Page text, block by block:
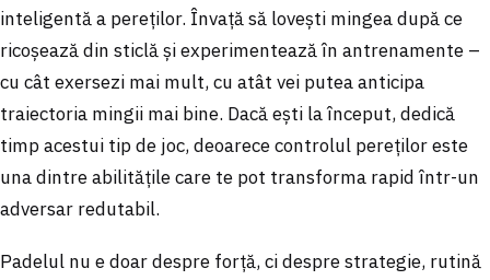
inteligentă a pereților. Învață să lovești mingea după ce
ricoșează din sticlă și experimentează în antrenamente –
cu cât exersezi mai mult, cu atât vei putea anticipa
traiectoria mingii mai bine. Dacă ești la început, dedică
timp acestui tip de joc, deoarece controlul pereților este
una dintre abilitățile care te pot transforma rapid într-un
adversar redutabil.
Padelul nu e doar despre forță, ci despre strategie, rutină